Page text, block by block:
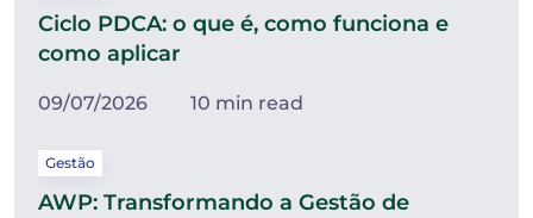
Ciclo PDCA: o que é, como funciona e
como aplicar
09/07/2026 10 min read
Gestão
AWP: Transformando a Gestão de